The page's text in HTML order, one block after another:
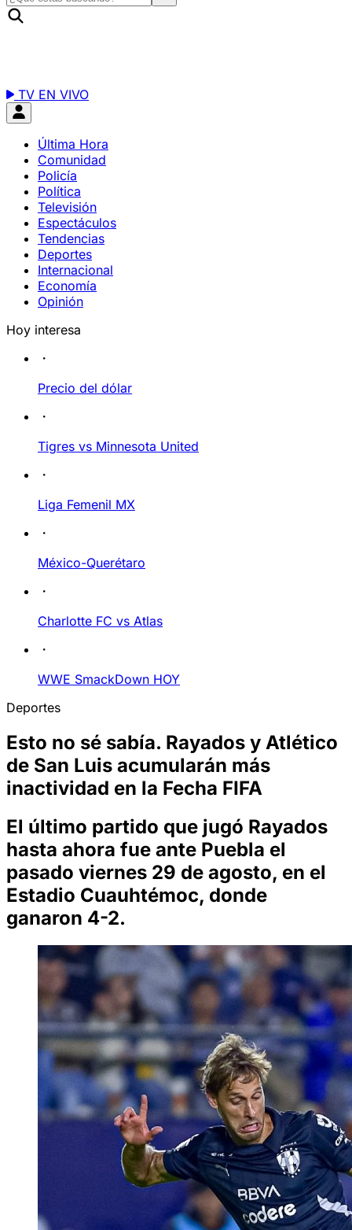
TV EN VIVO
Última Hora
Comunidad
Policía
Política
Televisión
Espectáculos
Tendencias
Deportes
Internacional
Economía
Opinión
Hoy interesa
Precio del dólar
Tigres vs Minnesota United
Liga Femenil MX
México-Querétaro
Charlotte FC vs Atlas
WWE SmackDown HOY
Deportes
Esto no sé sabía. Rayados y Atlético
de San Luis acumularán más
inactividad en la Fecha FIFA
El último partido que jugó Rayados
hasta ahora fue ante Puebla el
pasado viernes 29 de agosto, en el
Estadio Cuauhtémoc, donde
ganaron 4-2.